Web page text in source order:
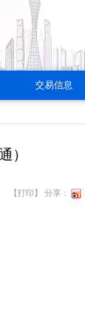
交易信息
）
【打印】 分享：